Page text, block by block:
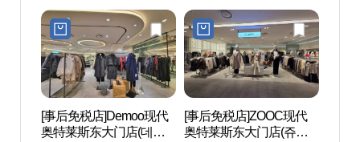
햄 현대아울렛 동대문점)
대아울렛 동대문점)
[事后免税店]Demoo现代
奥特莱斯东大门店(데무
[事后免税店]ZOOC现代
奥特莱斯东大门店(쥬크